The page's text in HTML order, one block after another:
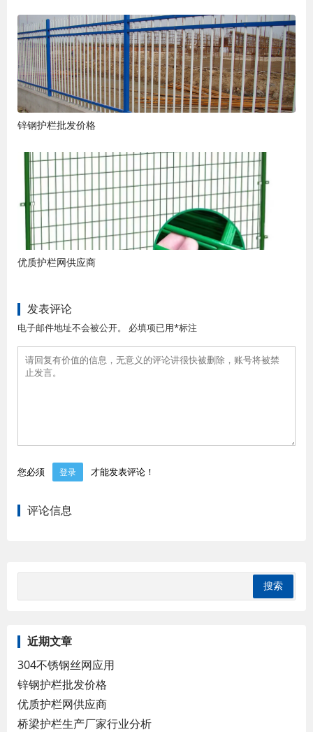
锌钢护栏批发价格
优质护栏网供应商
发表评论
电子邮件地址不会被公开。 必填项已用*标注
您必须 登录 才能发表评论！
评论信息
近期文章
304不锈钢丝网应用
锌钢护栏批发价格
优质护栏网供应商
桥梁护栏生产厂家行业分析